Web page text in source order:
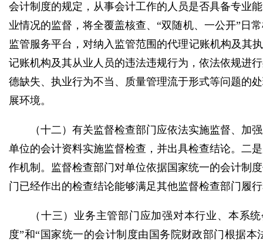
会计制度的规定，从事会计工作的人员是否具备专业
业情况的监督，将全覆盖核查、“双随机、一公开”日
监管服务平台，对纳入监管范围的代理记账机构及其
记账机构及其从业人员的违法违规行为，依法依规进
德缺失、执业行为不当、质量管理流于形式等问题的
展环境。
（十二）有关监督检查部门应依法实施监督、
单位的会计资料实施监督检查，并出具检查结论。二
作机制。监督检查部门对单位依据国家统一的会计制
门已经作出的检查结论能够满足其他监督检查部门履
（十三）业务主管部门应加强对本行业、本系
度”和“国家统一的会计制度由国务院财政部门根据